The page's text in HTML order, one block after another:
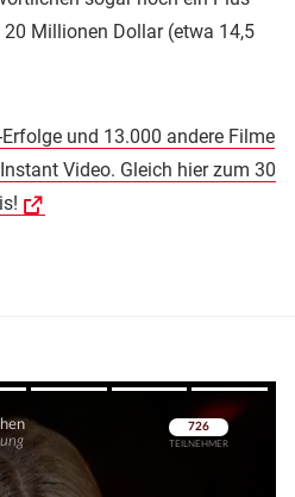
Millionen Dollar (etwa 14,5
und 13.000 andere Filme
Video. Gleich hier zum 30
Überspringen